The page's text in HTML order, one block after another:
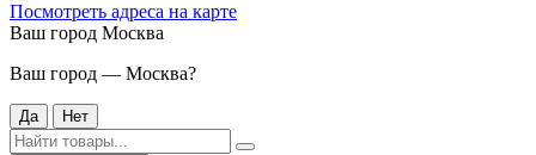
Посмотреть адреса на карте
Ваш город Москва
Ваш город — Москва?
Да Нет